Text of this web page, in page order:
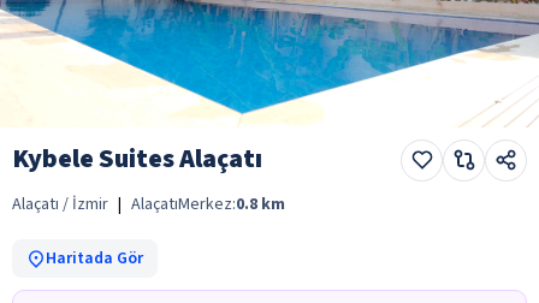
Kybele Suites Alaçatı
Alaçatı / İzmir | AlaçatıMerkez:0.8 km
Haritada Gör